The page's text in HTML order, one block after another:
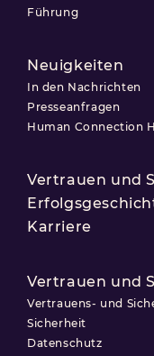
Führung
Neuigkeiten
In den Nachrichten
Presseanfragen
Human Connection
Vertrauen und
Karriere
Vertrauen und
Vertrauens- und
Sicherheit
Datenschutz